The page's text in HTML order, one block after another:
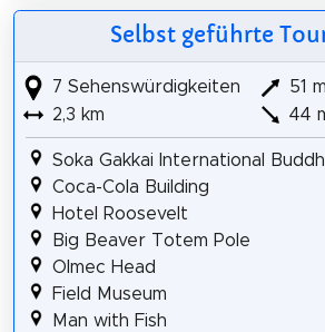
Selbst geführte
7 Sehenswürdigkeiten
2,3 km
51 m
44
Soka Gakkai International
Coca-Cola Building
Hotel Roosevelt
Big Beaver Totem Pole
Olmec Head
Field Museum
Man with Fish